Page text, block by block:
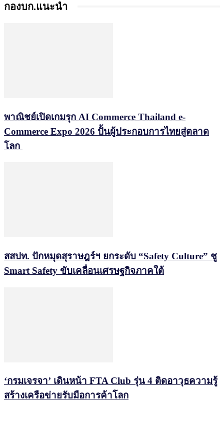
กองบก.แนะนำ
พาณิชย์เปิดเกมรุก AI Commerce Thailand e-
Commerce Expo 2026 ปั้นผู้ประกอบการไทยสู่ตลาด
โลก
สสปท. ปักหมุดสุราษฎร์ฯ ยกระดับ “Safety Culture” ชู
Smart Safety ขับเคลื่อนเศรษฐกิจภาคใต้
‘กรมเจรจา’ เดินหน้า FTA Club รุ่น 4 ติดอาวุธความรู้
สร้างเครือข่ายรับมือการค้าโลก